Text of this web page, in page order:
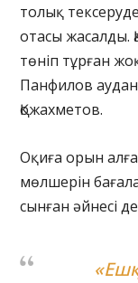
толық
отасы жасалды.
төніп тұрған
Панфилов
Қожахметов.
Оқиға орын
мөлшерін
сынған әйнесі